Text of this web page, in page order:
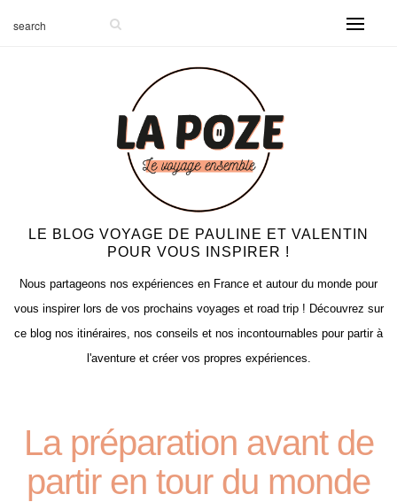
LE BLOG VOYAGE DE PAULINE ET VALENTIN
POUR VOUS INSPIRER !
Nous partageons nos expériences en France et autour du monde pour
vous inspirer lors de vos prochains voyages et road trip ! Découvrez sur
ce blog nos itinéraires, nos conseils et nos incontournables pour partir à
l'aventure et créer vos propres expériences.
La préparation avant de
partir en tour du monde